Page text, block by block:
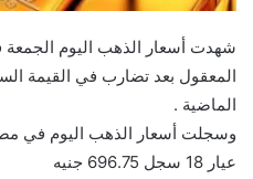
شهدت أسعار الذهب اليوم
المعقول بعد تضارب في القيمة
الماضية .
وسجلت أسعار الذهب اليوم في
عيار 18 سجل 696.75 جنيه